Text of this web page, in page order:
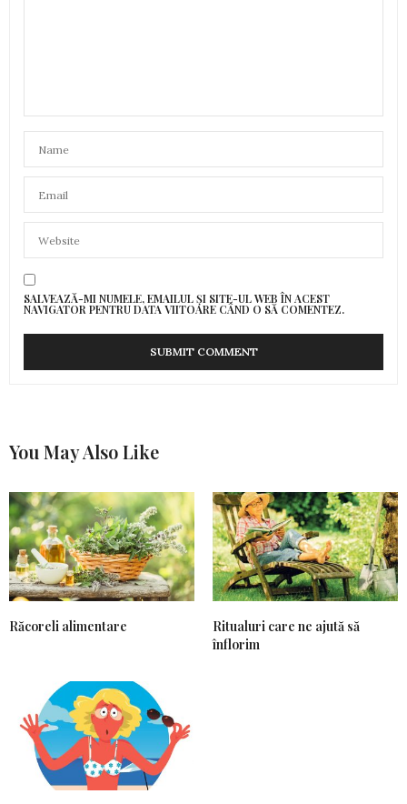
SALVEAZĂ-MI NUMELE, EMAILUL ȘI SITE-UL WEB ÎN ACEST
NAVIGATOR PENTRU DATA VIITOARE CÂND O SĂ COMENTEZ.
You May Also Like
Răcoreli alimentare
Ritualuri care ne ajută să
înflorim